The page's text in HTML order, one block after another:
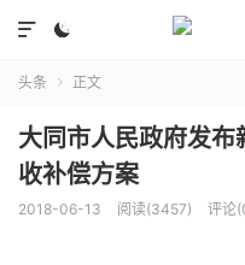


头条  正文
大同市人民政府发
收补偿方案
2018-06-13 阅读(3457) 评论